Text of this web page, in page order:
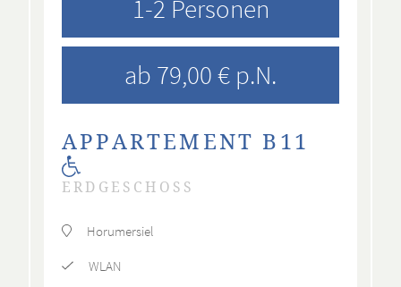
1-2 Personen
ab 79,00 € p.N.
APPARTEMENT B11
ERDGESCHOSS
Horumersiel
WLAN